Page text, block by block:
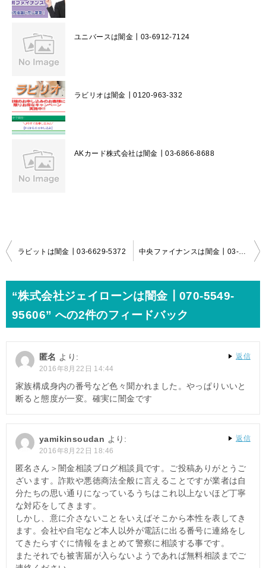
ユニバースは闇金┃03-6912-7124
ラビリオは闇金┃0120-963-332
AKカード株式会社は闇金┃03-6866-8688
投
ゲ
シ
ョ
ン
ラビットは闇金┃03-6629-5372
“株式会社ジェイローンは闇金┃070-5549-
95606” への2件のフィードバック
匿名 より:
2016年8月22日 14:44
家族構成身内の番号など色々聞かれました。やっぱりいいと
断ると態度が一変。確実に闇金です
返信
yamikinsoudan より:
2016年8月22日 18:46
匿名さん＞闇金相談ブログ相談員です。ご投稿ありがとうご
ざいます。詐欺や悪徳商法全般に言えることですが業者は自
分たちの思い通りになっているうちはこれ以上ないほど丁寧
な対応をしてきます。
しかし、意に介さないことをいえばそこから本性を表してき
ます。会社や自宅など本人以外が電話に出る番号に連絡をし
てきたらすぐに情報をまとめて警察に相談する事です。
またそれでも被害届が入らないようであれば無料相談までご
返信